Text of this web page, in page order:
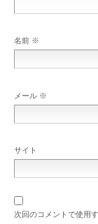
名前 ※
メール ※
サイト
次回のコメントで使用